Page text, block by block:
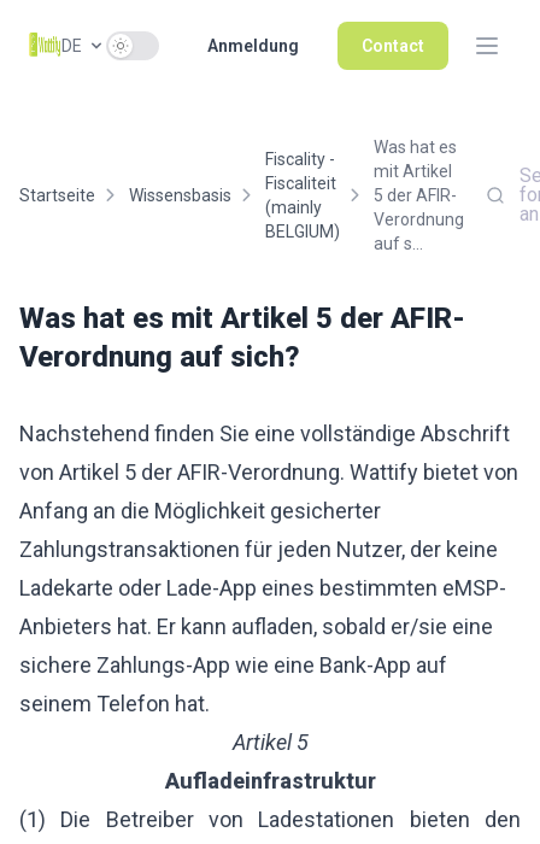
DE Use setting Anmeldung Contact
Startseite Wissensbasis
Fiscality -
Fiscaliteit
(mainly
BELGIUM)
Was hat es
mit Artikel
5 der AFIR-
Verordnung
auf s...
Was hat es mit Artikel 5 der AFIR-
Verordnung auf sich?
Nachstehend finden Sie eine vollständige Abschrift
von Artikel 5 der AFIR-Verordnung. Wattify bietet von
Anfang an die Möglichkeit gesicherter
Zahlungstransaktionen für jeden Nutzer, der keine
Ladekarte oder Lade-App eines bestimmten eMSP-
Anbieters hat. Er kann aufladen, sobald er/sie eine
sichere Zahlungs-App wie eine Bank-App auf
seinem Telefon hat.
Artikel 5
Aufladeinfrastruktur
(1) Die Betreiber von Ladestationen bieten den